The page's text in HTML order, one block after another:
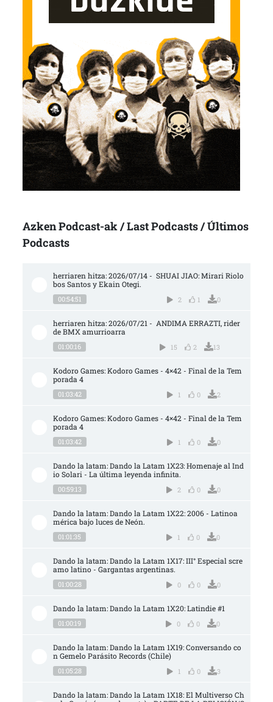
Azken Podcast-ak / Last Podcasts / Últimos
Podcasts
herriaren hitza: 2026/07/14 -  SHUAI JIAO: Mirari Riolo
bos Santos y Ekain Otegi.
00:54:51 2 1 0
herriaren hitza: 2026/07/21 -  ANDIMA ERRAZTI, rider
de BMX amurrioarra
01:00:16 15 2 13
Kodoro Games: Kodoro Games - 4×42 - Final de la Tem
porada 4
01:03:42 1 0 2
Kodoro Games: Kodoro Games - 4×42 - Final de la Tem
porada 4
01:03:42 1 0 0
Dando la latam: Dando la Latam 1X23: Homenaje al Ind
io Solari - La última leyenda infinita.
00:59:13 2 0 0
Dando la latam: Dando la Latam 1X22: 2006 - Latinoa
mérica bajo luces de Neón.
01:01:35 1 0 0
Dando la latam: Dando la Latam 1X17: III° Especial scre
amo latino - Gargantas argentinas.
01:00:28 0 0 0
Dando la latam: Dando la Latam 1X20: Latindie #1
01:00:19 0 0 0
Dando la latam: Dando la Latam 1X19: Conversando co
n Gemelo Parásito Records (Chile)
01:05:28 1 0 3
Dando la latam: Dando la Latam 1X18: El Multiverso Ch